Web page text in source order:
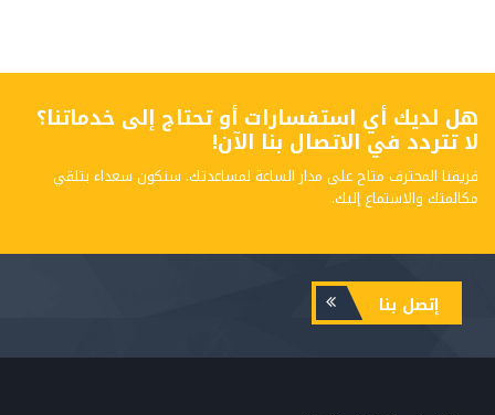
هل لديك أي استفسارات أو تحتاج إلى خدماتنا؟
لا تتردد في الاتصال بنا الآن!
فريقنا المحترف متاح على مدار الساعة لمساعدتك. سنكون سعداء بتلقي
مكالمتك والاستماع إليك.
إتصل بنا